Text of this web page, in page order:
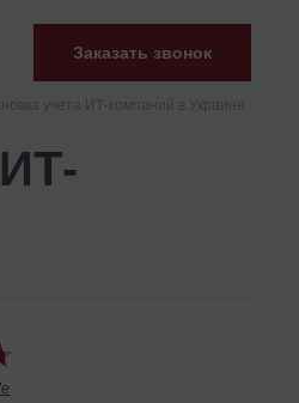
Заказать звонок